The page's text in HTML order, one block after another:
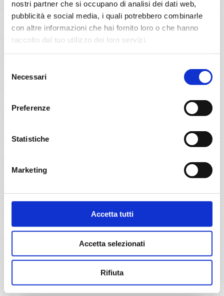
nostri partner che si occupano di analisi dei dati web,
pubblicità e social media, i quali potrebbero combinarle
con altre informazioni che hai fornito loro o che hanno
raccolto dal tuo utilizzo dei loro servizi.
delNecessari
Preferenze
Statistiche
Marketing
Accetta tutti
Accetta selezionati
Rifiuta
€ 583
DETTAGLI
Valencia, Ibiza, Cagliari, Civitavecchia, Genova, Marsiglia,
DETTAGLI
8 giorni